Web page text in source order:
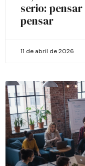
serio:
pensar
11 de abril de 2026